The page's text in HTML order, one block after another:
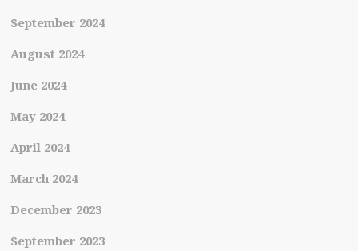
September 2024
August 2024
June 2024
May 2024
April 2024
March 2024
December 2023
September 2023